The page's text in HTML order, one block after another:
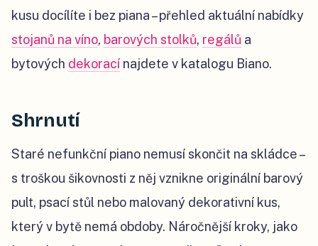
kusu docílíte i bez piana – přehled aktuální nabídky
stojanů na víno, barových stolků, regálů a
bytových dekorací najdete v katalogu Biano.
Shrnutí
Staré nefunkční piano nemusí skončit na skládce –
s troškou šikovnosti z něj vznikne originální barový
pult, psací stůl nebo malovaný dekorativní kus,
který v bytě nemá obdoby. Náročnější kroky, jako